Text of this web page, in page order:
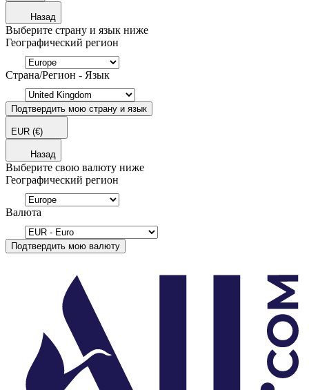
Назад
Выберите страну и язык ниже
Географический регион
Страна/Регион - Язык
Подтвердить мою страну и язык
EUR (€)
Назад
Выберите свою валюту ниже
Географический регион
Валюта
Подтвердить мою валюту